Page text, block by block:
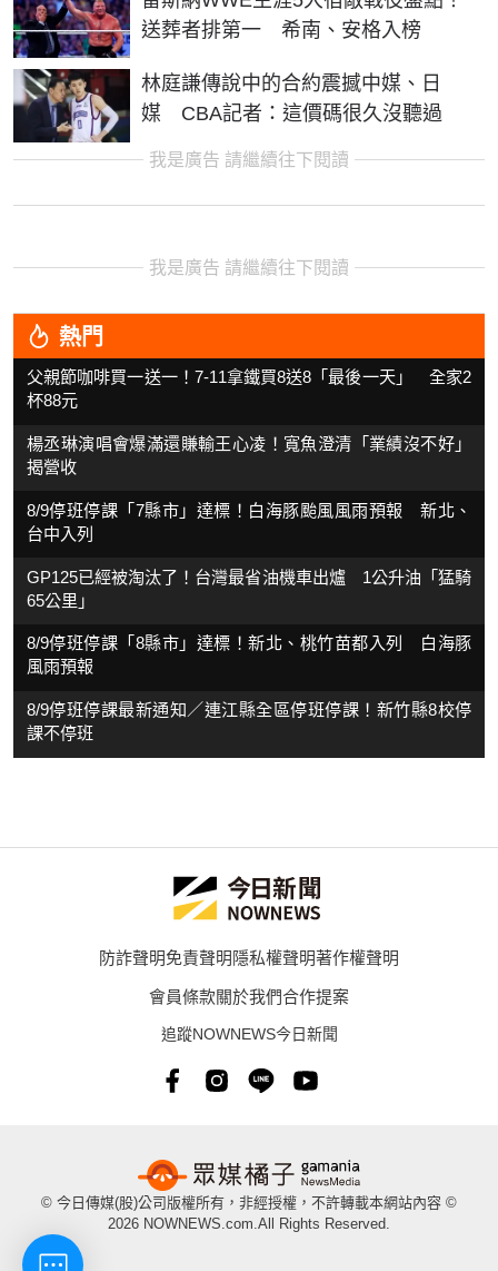
送葬者排第一 希南、安格入榜
林庭謙傳說中的合約震撼中媒、日
媒 CBA記者：這價碼很久沒聽過
我是廣告 請繼續往下閱讀
我是廣告 請繼續往下閱讀
熱門
父親節咖啡買一送一！7-11拿鐵買8送8「最後一天」 全家2
杯88元
楊丞琳演唱會爆滿還賺輸王心凌！寬魚澄清「業績沒不好」
揭營收
8/9停班停課「7縣市」達標！白海豚颱風風雨預報 新北、
台中入列
GP125已經被淘汰了！台灣最省油機車出爐 1公升油「猛騎
65公里」
8/9停班停課「8縣市」達標！新北、桃竹苗都入列 白海豚
風雨預報
8/9停班停課最新通知／連江縣全區停班停課！新竹縣8校停
課不停班
防詐聲明免責聲明隱私權聲明著作權聲明
會員條款關於我們合作提案
追蹤NOWNEWS今日新聞
© 今日傳媒(股)公司版權所有，非經授權，不許轉載本網站內容 ©
2026 NOWNEWS.com.All Rights Reserved.